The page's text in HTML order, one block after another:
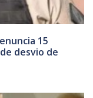
15
desvio de